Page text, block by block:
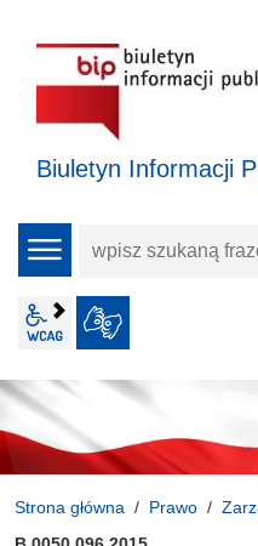
Biuletyn Informacji
menu
wpisz
frazę
wcag2.1
Strona główna Prawo